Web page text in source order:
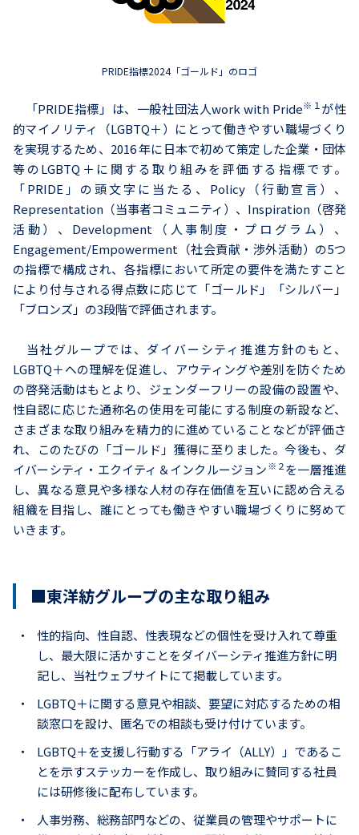
PRIDE指標2024「ゴールド」のロゴ
「PRIDE指標」は、一般社団法人work with Pride※１が性
的マイノリティ（LGBTQ＋）にとって働きやすい職場づくり
を実現するため、2016 年に日本で初めて策定した企業・団体
等のLGBTQ＋に関する取り組みを評価する指標です。
「PRIDE」の頭文字に当たる、Policy（行動宣言）、
Representation（当事者コミュニティ）、Inspiration（啓発
活動）、Development（人事制度・プログラム）、
Engagement/Empowerment（社会貢献・渉外活動）の5つ
の指標で構成され、各指標において所定の要件を満たすこと
により付与される得点数に応じて「ゴールド」「シルバー」
「ブロンズ」の3段階で評価されます。
当社グループでは、ダイバーシティ推進方針のもと、
LGBTQ＋への理解を促進し、アウティングや差別を防ぐため
の啓発活動はもとより、ジェンダーフリーの設備の設置や、
性自認に応じた通称名の使用を可能にする制度の新設など、
さまざまな取り組みを精力的に進めていることなどが評価さ
れ、このたびの「ゴールド」獲得に至りました。今後も、ダ
イバーシティ・エクイティ＆インクルージョン※２を一層推進
し、異なる意見や多様な人材の存在価値を互いに認め合える
組織を目指し、誰にとっても働きやすい職場づくりに努めて
いきます。
■東洋紡グループの主な取り組み
・
性的指向、性自認、性表現などの個性を受け入れて尊重
し、最大限に活かすことをダイバーシティ推進方針に明
記し、当社ウェブサイトにて掲載しています。
・
LGBTQ＋に関する意見や相談、要望に対応するための相
談窓口を設け、匿名での相談も受け付けています。
・
LGBTQ＋を支援し行動する「アライ（ALLY）」であるこ
とを示すステッカーを作成し、取り組みに賛同する社員
には研修後に配布しています。
・
人事労務、総務部門などの、従業員の管理やサポートに